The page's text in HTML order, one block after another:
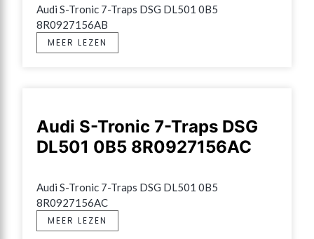
Audi S-Tronic 7-Traps DSG DL501 0B5
8R0927156AB
MEER LEZEN
Audi S-Tronic 7-Traps DSG
DL501 0B5 8R0927156AC
Audi S-Tronic 7-Traps DSG DL501 0B5
8R0927156AC
MEER LEZEN